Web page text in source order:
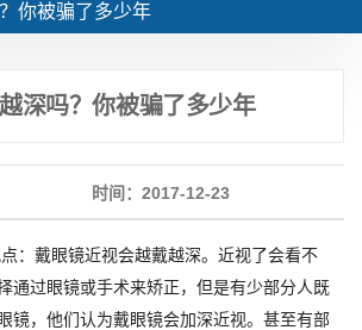
你被骗了多少年
深吗？你被骗了多少年
时间：2017-12-23
：戴眼镜近视会越戴越深。近视了会看不
通过眼镜或手术来矫正，但是有少部分人既
镜，他们认为戴眼镜会加深近视。甚至有部